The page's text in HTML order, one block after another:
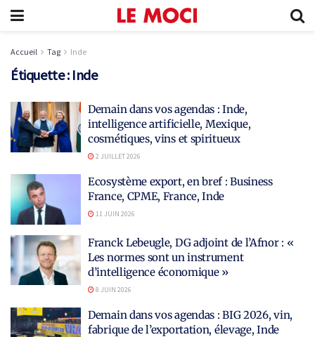
Accueil Tag Inde
Étiquette : Inde
Demain dans vos agendas : Inde,
intelligence artificielle, Mexique,
cosmétiques, vins et spiritueux
2 JUILLET 2026
Ecosystème export, en bref : Business
France, CPME, France, Inde
11 JUIN 2026
Franck Lebeugle, DG adjoint de l’Afnor : «
Les normes sont un instrument
d’intelligence économique »
8 JUIN 2026
Demain dans vos agendas : BIG 2026, vin,
fabrique de l’exportation, élevage, Inde